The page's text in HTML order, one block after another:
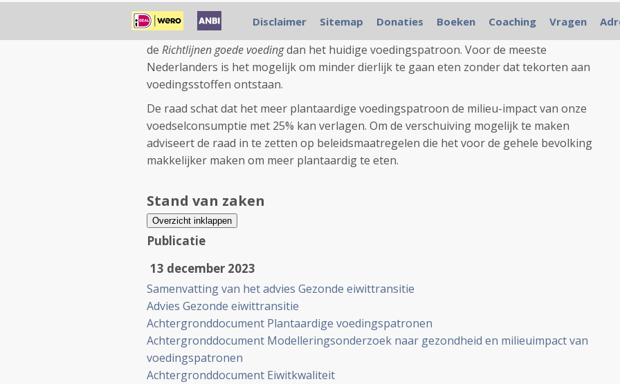
voedingspatroon is die verhouding andersom.
De raad concludeert dat het meer plantaardige voedingspatroon beter voldoet aan
de Richtlijnen goede voedingdan het huidige voedingspatroon. Voor de meeste
Nederlanders is het mogelijk om minder dierlijk te gaan eten zonder dat tekorten aan
voedingsstoffen ontstaan.
De raad schat dat het meer plantaardige voedingspatroon de milieu-impact van onze
voedselconsumptie met 25% kan verlagen. Om de verschuiving mogelijk te maken
adviseert de raad in te zetten op beleidsmaatregelen die het voor de gehele bevolking
makkelijker maken om meer plantaardig te eten.
Stand van zaken
Overzicht inklappen
Publicatie
13 december 2023
Samenvatting van het advies Gezonde eiwittransitie
Advies Gezonde eiwittransitie
Achtergronddocument Plantaardige voedingspatronen
Achtergronddocument Modelleringsonderzoek naar gezondheid en milieuimpact van
voedingspatronen
Achtergronddocument Eiwitkwaliteit
Disclaimer Sitemap Donaties Boeken Coaching Vragen